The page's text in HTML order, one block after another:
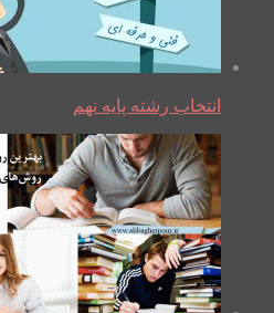
انتخاب رشته پایه نهم